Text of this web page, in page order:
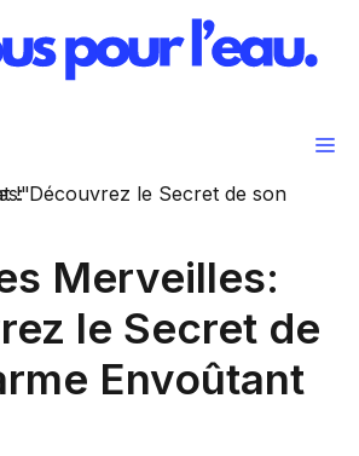
Merveilles:
le Secret de
Envoûtant